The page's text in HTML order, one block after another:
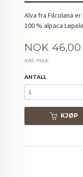
Alva fra Filcolana
100 % alpaca
Pris
NOK 46,00
inkl. mva.
ANTALL
KJØP